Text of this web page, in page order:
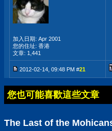
加入日期: Apr 2001
您的住址: 香港
文章: 1,441
2012-02-14, 09:48 PM #21
您也可能喜歡這些文章
The Last of the